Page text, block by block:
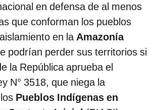
en defensa de al menos
que conforman los pueblos
en laAmazonía
podrían perder sus territorios si
la República aprueba el
N° 3518, que niega la
Pueblos Indígenas en